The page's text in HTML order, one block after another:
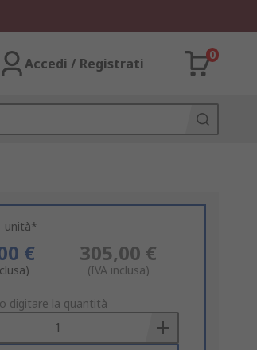
Accedi / Registrati
0
unità*
€ 305,00 €
(IVA inclusa)
digitare la quantità